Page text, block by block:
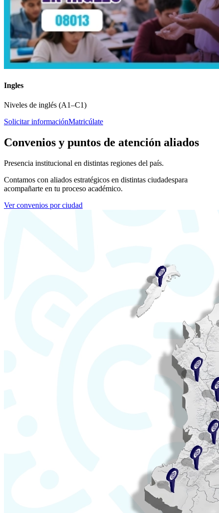
Ingles
Niveles de inglés (A1–C1)
Solicitar informaciónMatricúlate
Convenios y puntos de atención aliados
Presencia institucional en distintas regiones del país.
Contamos con aliados estratégicos en distintas ciudadespara
acompañarte en tu proceso académico.
Ver convenios por ciudad